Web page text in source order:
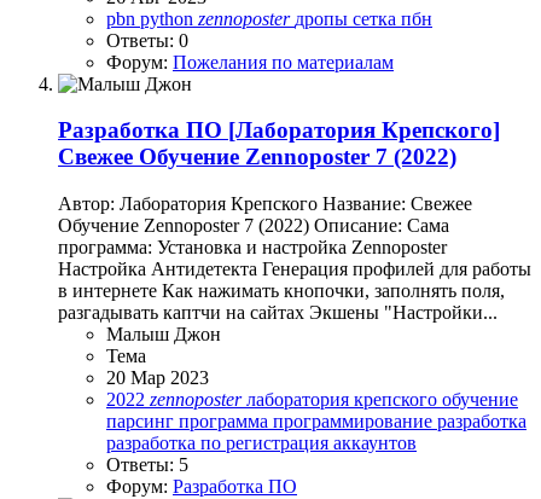
pbn python zennoposter дропы сетка пбн
Ответы: 0
Форум: Пожелания по материалам
Разработка ПО [Лаборатория Крепского]
Свежее Обучение Zennoposter 7 (2022)
Автор: Лаборатория Крепского Название: Свежее
Обучение Zennoposter 7 (2022) Описание: Сама
программа: Установка и настройка Zennoposter
Настройка Антидетекта Генерация профилей для работы
в интернете Как нажимать кнопочки, заполнять поля,
разгадывать каптчи на сайтах Экшены "Настройки...
Малыш Джон
Тема
20 Мар 2023
2022 zennoposter лаборатория крепского обучение
парсинг программа программирование разработка
разработка по регистрация аккаунтов
Ответы: 5
Форум: Разработка ПО